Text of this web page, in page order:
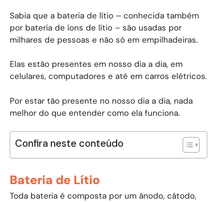
Sabia que a bateria de lítio – conhecida também
por bateria de íons de lítio – são usadas por
milhares de pessoas e não só em empilhadeiras.
Elas estão presentes em nosso dia a dia, em
celulares, computadores e até em carros elétricos.
Por estar tão presente no nosso dia a dia, nada
melhor do que entender como ela funciona.
Confira neste conteúdo
Bateria de Lítio
Toda bateria é composta por um ânodo, cátodo,